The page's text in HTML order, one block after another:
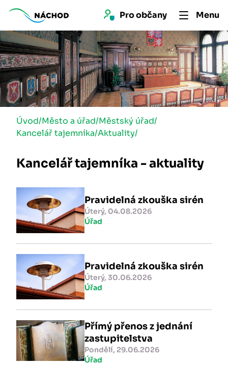
Pro občany Menu
Úvod/Město a úřad/Městský úřad/
Kancelář tajemníka/Aktuality/
Kancelář tajemníka - aktuality
Pravidelná zkouška sirén
Úterý, 04.08.2026
Úřad
Pravidelná zkouška sirén
Úterý, 30.06.2026
Úřad
Přímý přenos z jednání
zastupitelstva
Pondělí, 29.06.2026
Úřad